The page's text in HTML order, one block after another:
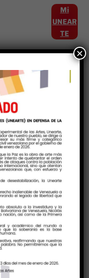
Mi
UNEAR
TE
×